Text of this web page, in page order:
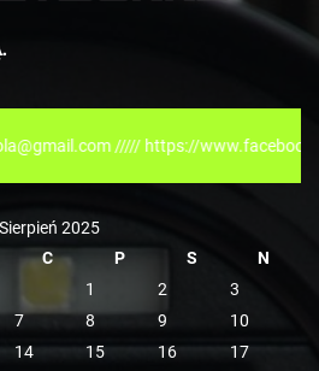
///// https://www.facebook.com/
Sierpień 2025
C P S
N
1
2
3
7 8 9
10
14 15 16
17